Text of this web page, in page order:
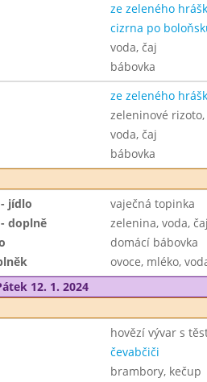
ze zeleného
cizrna po
voda, čaj
bábovka
ze zeleného
zeleninové
voda, čaj
bábovka
jídlo
vaječná topinka
doplně
zelenina, voda,
domácí bábovka
ovoce, mléko,
12. 1. 2024
hovězí vývar s
čevabčiči
brambory, kečup